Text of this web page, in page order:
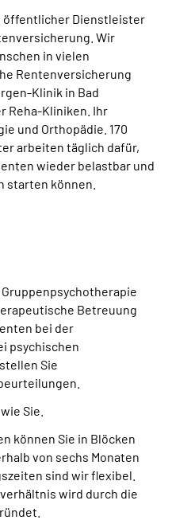
öffentlicher Dienstleister
Wir
in vielen
Rentenversicherung
Klinik in Bad
Reha-Kliniken. Ihr
und Orthopädie. 170
arbeiten täglich dafür,
wieder belastbar und
starten können.
Betreuung
bei der
psychischen
Sie
Sie.
können Sie in Blöcken
von sechs Monaten
sind wir flexibel.
wird durch die